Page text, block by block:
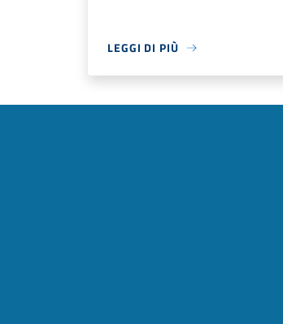
LEGGI DI PIÙ